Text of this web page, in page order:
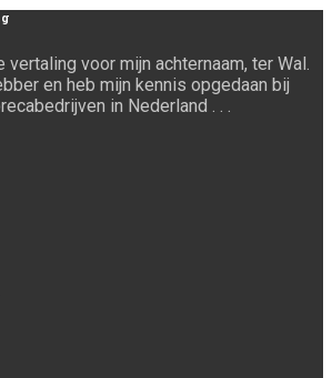
voor mijn achternaam, ter Wal.
en heb mijn kennis opgedaan bij
in Nederland . . .